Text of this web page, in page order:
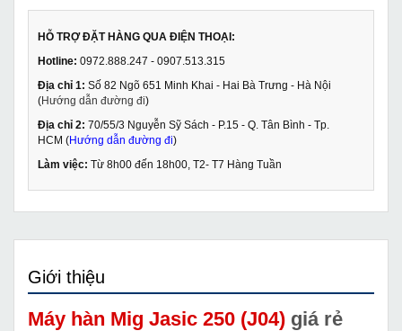
HỖ TRỢ ĐẶT HÀNG QUA ĐIỆN THOẠI:
Hotline: 0972.888.247 - 0907.513.315
Địa chỉ 1: Số 82 Ngõ 651 Minh Khai - Hai Bà Trưng - Hà Nội
(Hướng dẫn đường đi)
Địa chỉ 2: 70/55/3 Nguyễn Sỹ Sách - P.15 - Q. Tân Bình - Tp.
HCM (Hướng dẫn đường đi)
Làm việc: Từ 8h00 đến 18h00, T2- T7 Hàng Tuần
Giới thiệu
Máy hàn Mig Jasic 250 (J04) giá rẻ